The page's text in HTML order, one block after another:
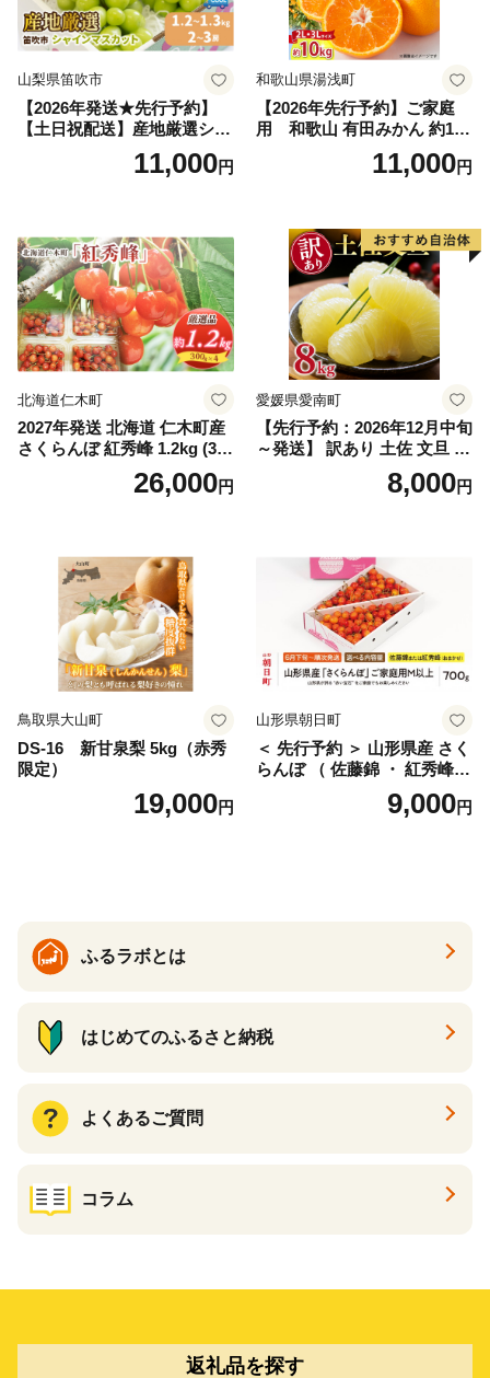
山梨県笛吹市
【2026年発送★先行予約】
【土日祝配送】産地厳選シャ
インマスカット1.2kg～1.3kg
（2房～3房）※沖縄・離島配
笛吹市 山梨県 フルーツ 果物
ぶどう 葡萄 大粒 シャインマ
スカット おすすめ シャイン
マスカット 贈答 ギフト 産地
笛吹市 シャインマスカット
笛吹 葡萄 国産 ぶどう 人気
国産 1.2kg 先行｜
11,000円
和歌山県湯浅町
【2026年先行予約】ご家庭
用 和歌山 有田みかん 約10k
g (2L、3Lサイズ)【湯浅町】
11,000円
北海道仁木町
2027年発送 北海道 仁木町産
さくらんぼ 紅秀峰 1.2kg (300
g×4パック) Lサイズ以上 旬
桜桃 産地直送 サクランボ チ
26,000円
愛媛県愛南町
【先行予約：2026年12月中旬
～発送】 訳あり 土佐 文旦 8k
g (Mサイズ以上サイズミック
ス) 8000円 わけあり ぶんた
産 農家直送 期間限定 特産品
サイズミックス くらもとフ
ァーム 愛南町 愛媛県
8,000円
鳥取県大山町
DS-16 新甘泉梨 5kg（赤秀
限定）
19,000円
山形県朝日町
＜ 先行予約 ＞ 山形県産 さく
らんぼ （ 佐藤錦 ・ 紅秀峰
） ご家庭用 M以上 700g 【20
26年6月下旬から7月上旬発
9,000円
ふるラボとは
はじめてのふるさと納税
よくあるご質問
コラム
返礼品を探す